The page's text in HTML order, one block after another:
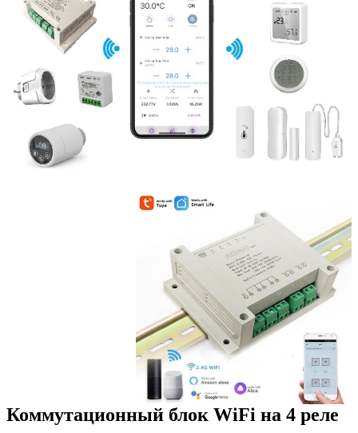
Коммутационный блок WiFi на 4 реле